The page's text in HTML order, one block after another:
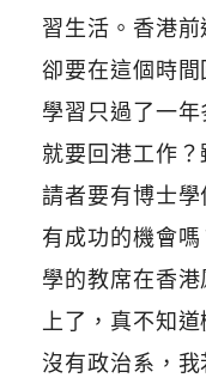
習生活。香港
卻要在這個時
學習只過了一年
就要回港工作
請者要有博士
有成功的機會
學的教席在香
上了，真不知
沒有政治系，